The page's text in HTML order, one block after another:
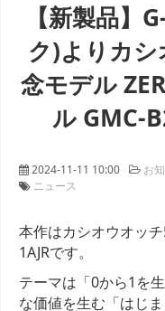
【新製品】
ク)よりカ
念モデル
ル GMC-
2024-11-11 10:00
お
ニュース
本作はカシオウオッ
1AJRです。
テーマは「0から1を
な価値を生む「はじ